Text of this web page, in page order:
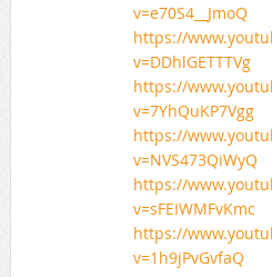
v=e70S4__JmoQ
https://
v=DDhlGETTTVg
https://
v=7YhQuKP7Vgg
https://
v=NVS473QiWyQ
https://
v=sFEIWMFvKmc
https://
v=1h9jPvGvfaQ